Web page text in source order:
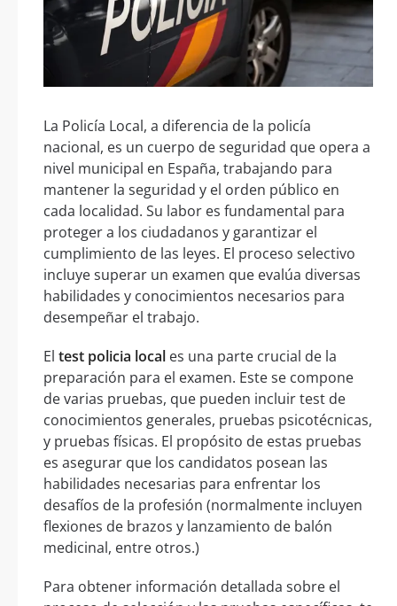
La Policía Local, a diferencia de la policía
nacional, es un cuerpo de seguridad que opera a
nivel municipal en España, trabajando para
mantener la seguridad y el orden público en
cada localidad. Su labor es fundamental para
proteger a los ciudadanos y garantizar el
cumplimiento de las leyes. El proceso selectivo
incluye superar un examen que evalúa diversas
habilidades y conocimientos necesarios para
desempeñar el trabajo.
El test policia local es una parte crucial de la
preparación para el examen. Este se compone
de varias pruebas, que pueden incluir test de
conocimientos generales, pruebas psicotécnicas,
y pruebas físicas. El propósito de estas pruebas
es asegurar que los candidatos posean las
habilidades necesarias para enfrentar los
desafíos de la profesión (normalmente incluyen
flexiones de brazos y lanzamiento de balón
medicinal, entre otros.)
Para obtener información detallada sobre el